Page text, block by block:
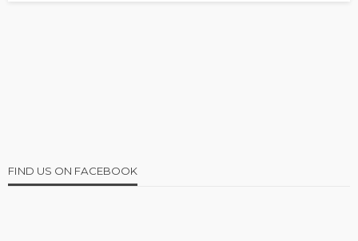
FIND US ON FACEBOOK